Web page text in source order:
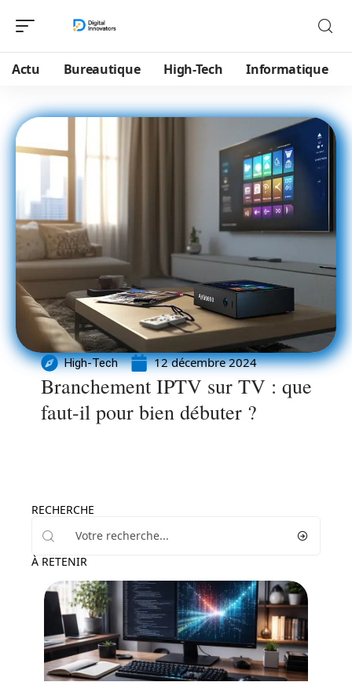
Actu Bureautique High-Tech Informatique
High-Tech 12 décembre 2024
Branchement IPTV sur TV : que
faut-il pour bien débuter ?
RECHERCHE
À RETENIR
Informatique